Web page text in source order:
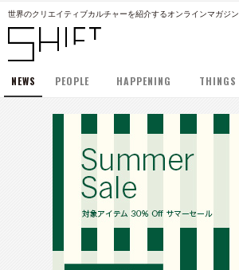
世界のクリエイティブカルチャーを紹介するオンラインマガジン
NEWS PEOPLE HAPPENING THINGS